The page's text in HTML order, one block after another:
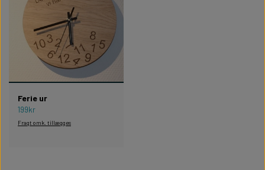
Ferie ur
199kr
Fragt omk. tillægges